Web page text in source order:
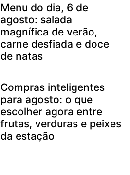
Menu do dia, 6 de
agosto: salada
magnífica de verão,
carne desfiada e doce
de natas
Compras inteligentes
para agosto: o que
escolher agora entre
frutas, verduras e peixes
da estação